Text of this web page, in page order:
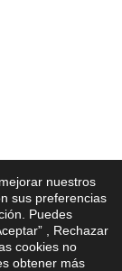
nuestros
sus preferencias
Puedes
, Rechazar
cookies no
obtener más